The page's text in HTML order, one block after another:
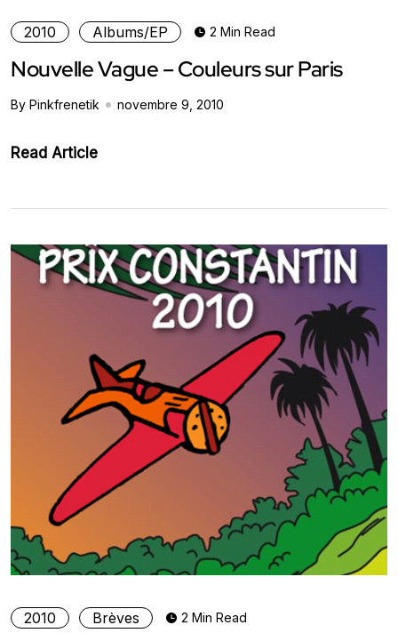
2010 Albums/EP 2 Min Read
Nouvelle Vague – Couleurs sur Paris
By Pinkfrenetik novembre 9, 2010
Read Article
2010 Brèves 2 Min Read